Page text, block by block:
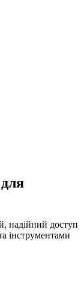
надійний доступ
інструментами